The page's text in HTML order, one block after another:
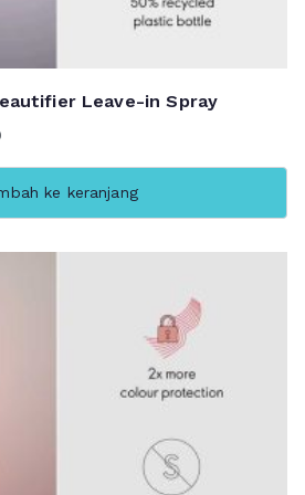
Leave-in Spray
ke keranjang